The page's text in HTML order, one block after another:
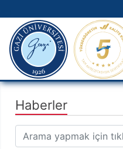
Ana Menü
gazi.edu.tr
Haberler